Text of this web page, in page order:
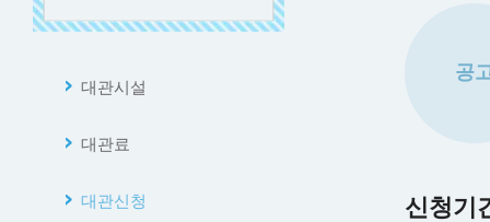
대관시설
대관료
대관신청
공
신청기